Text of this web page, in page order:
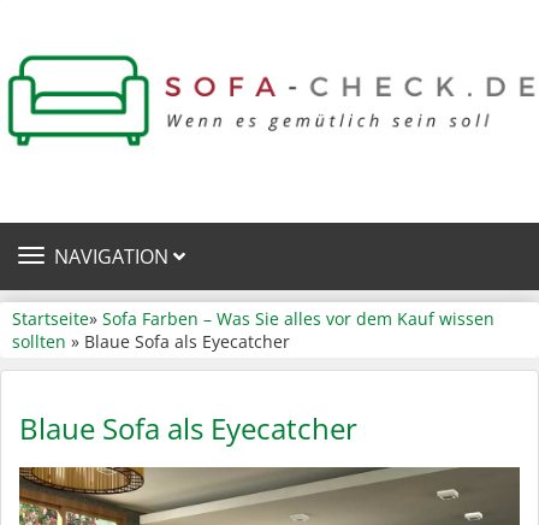
TOGGLE
NAVIGATION
Startseite» Sofa Farben – Was Sie alles vor dem Kauf wissen
sollten » Blaue Sofa als Eyecatcher
Blaue Sofa als Eyecatcher